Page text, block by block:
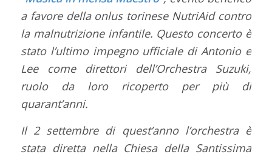
a favore della onlus torinese NutriAid contro
la malnutrizione infantile. Questo concerto è
stato l’ultimo impegno ufficiale di Antonio e
Lee come direttori dell’Orchestra Suzuki,
ruolo da loro ricoperto per più di
quarant’anni.
Il 2 settembre di quest’anno l’orchestra è
stata diretta nella Chiesa della Santissima